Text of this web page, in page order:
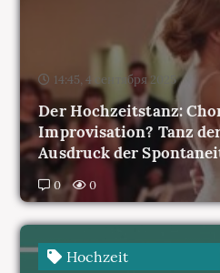
14:45, 4 сентября 2025
Der Hochzeitstanz:
Improvisation? Tanz
Ausdruck der
0 0
Hochzeit